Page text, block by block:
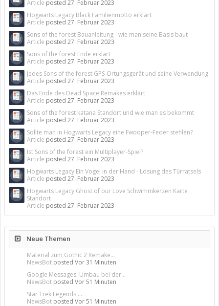
Article posted 27. Februar 2023
Hogwarts Legacy Black Familienmotto erklärt
Article posted 27. Februar 2023
Sons of the forest Bauanleitung - wie man seine Basis baut
Article posted 27. Februar 2023
Sons of the forest Ende erklärt
Article posted 27. Februar 2023
Jedes Sons of the forest GPS-Ortungsgerät und seine Verwendung
Article posted 27. Februar 2023
Das Ende des Dead Space Remakes erklärt
Article posted 27. Februar 2023
Sons of the forest katana Standort und wie man es bekommt
Article posted 27. Februar 2023
Sollte man in Hogwarts Legacy eine Fwooper-Feder stehlen?
Article posted 27. Februar 2023
Ist Sons of the forest ein Multiplayer-Spiel?
Article posted 27. Februar 2023
Hogwarts Legacy Ein Vogel in der Hand - Lösung des Türrätsels
Article posted 27. Februar 2023
Hogwarts Legacy Ghost of our Love Schwimmkerzen Karte
Standort
Article posted 27. Februar 2023
Neue Themen
Material zum Gothic 2 Remake...
NewsBot posted Vor 31 Minuten
Google Messages: Umbau bei der...
NewsBot posted Vor 51 Minuten
Star Trek Legends:...
NewsBot posted Vor 51 Minuten